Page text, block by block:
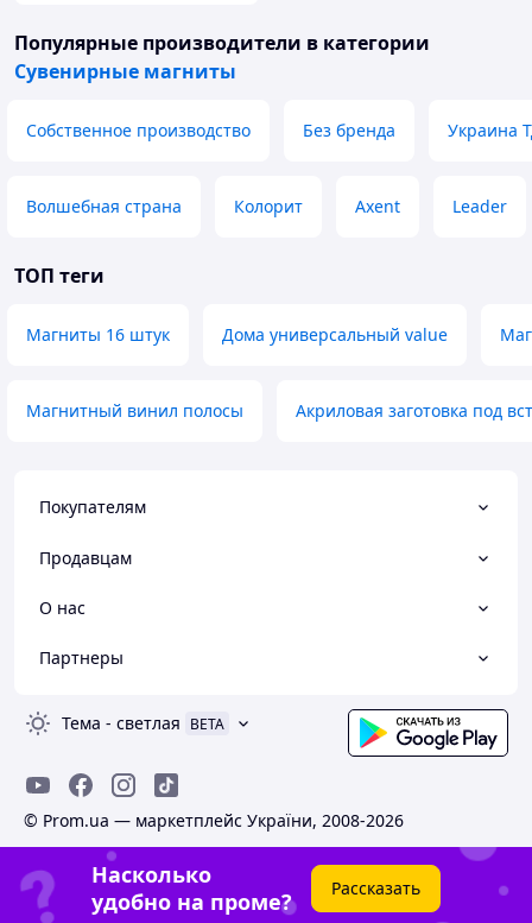
Популярные производители в категории
Сувенирные магниты
Собственное производство Без бренда Украина
Волшебная страна Колорит Axent Leader
ТОП теги
Магниты 16 штук Дома универсальный value
Магнитный винил полосы Акриловая заготовка под
Покупателям
Продавцам
О нас
Партнеры
Тема - светлая BETA
© Prom.ua — маркетплейс України, 2008-2026
Насколько
удобно на проме?
Рассказать